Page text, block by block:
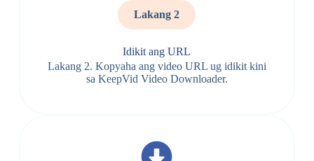
Lakang 2
Idikit ang URL
Lakang 2. Kopyaha ang video URL ug idikit kini
sa KeepVid Video Downloader.